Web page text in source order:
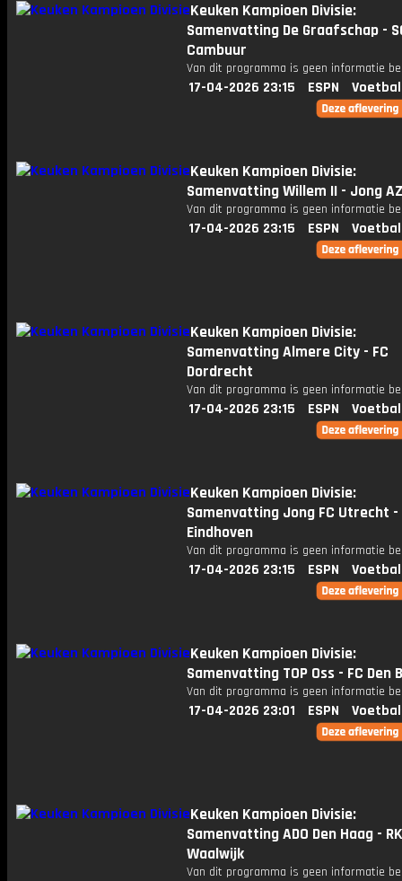
Keuken Kampioen Divisie:
Samenvatting De Graafschap -
Cambuur
Van dit programma is geen informatie
17-04-2026 23:15 ESPN
Keuken Kampioen Divisie:
Samenvatting Willem II - Jong AZ
Van dit programma is geen informatie
17-04-2026 23:15 ESPN
Keuken Kampioen Divisie:
Samenvatting Almere City - FC
Dordrecht
Van dit programma is geen informatie
17-04-2026 23:15 ESPN
Keuken Kampioen Divisie:
Samenvatting Jong FC Utrecht -
Eindhoven
Van dit programma is geen informatie
17-04-2026 23:15 ESPN
Keuken Kampioen Divisie:
Samenvatting TOP Oss - FC Den
Van dit programma is geen informatie
17-04-2026 23:01 ESPN
Keuken Kampioen Divisie:
Samenvatting ADO Den Haag -
Waalwijk
Van dit programma is geen informatie